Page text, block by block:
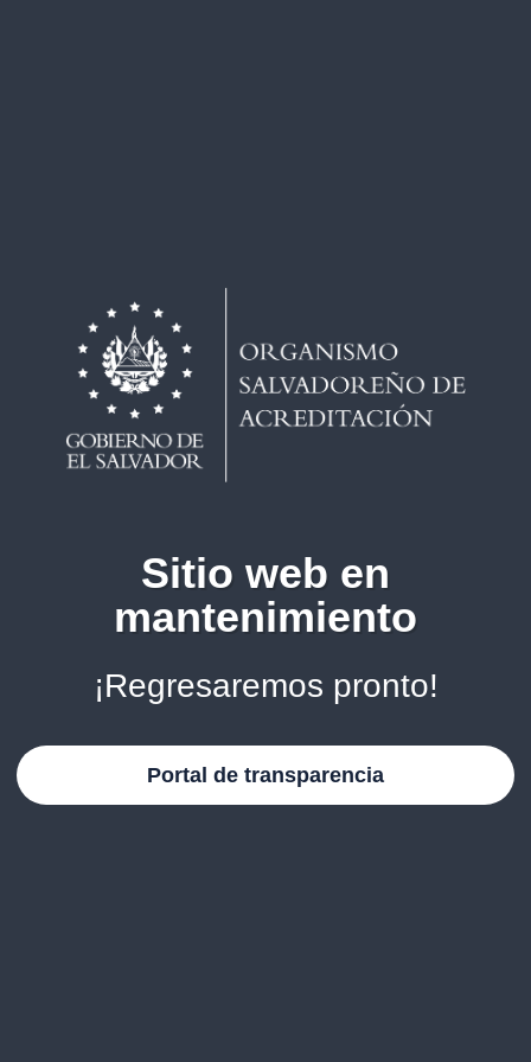
Sitio web en
mantenimiento
¡Regresaremos pronto!
Portal de transparencia